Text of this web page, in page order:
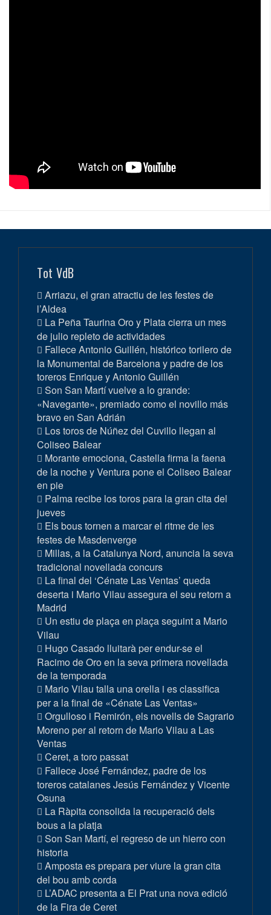
Tot VdB
Arriazu, el gran atractiu de les festes de
l’Aldea
La Peña Taurina Oro y Plata cierra un mes
de julio repleto de actividades
Fallece Antonio Guillén, histórico torilero de
la Monumental de Barcelona y padre de los
toreros Enrique y Antonio Guillén
Son San Martí vuelve a lo grande:
«Navegante», premiado como el novillo más
bravo en San Adrián
Los toros de Núñez del Cuvillo llegan al
Coliseo Balear
Morante emociona, Castella firma la faena
de la noche y Ventura pone el Coliseo Balear
en pie
Palma recibe los toros para la gran cita del
jueves
Els bous tornen a marcar el ritme de les
festes de Masdenverge
Millas, a la Catalunya Nord, anuncia la seva
tradicional novellada concurs
La final del ‘Cénate Las Ventas’ queda
deserta i Mario Vilau assegura el seu retorn a
Madrid
Un estiu de plaça en plaça seguint a Mario
Vilau
Hugo Casado lluitarà per endur-se el
Racimo de Oro en la seva primera novellada
de la temporada
Mario Vilau talla una orella i es classifica
per a la final de «Cénate Las Ventas»
Orgulloso i Remirón, els novells de Sagrario
Moreno per al retorn de Mario Vilau a Las
Ventas
Ceret, a toro passat
Fallece José Fernández, padre de los
toreros catalanes Jesús Fernández y Vicente
Osuna
La Ràpita consolida la recuperació dels
bous a la platja
Son San Martí, el regreso de un hierro con
historia
Amposta es prepara per viure la gran cita
del bou amb corda
L’ADAC presenta a El Prat una nova edició
de la Fira de Ceret